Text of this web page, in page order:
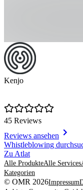
Kenjo
45 Reviews
Reviews ansehen
Item
1
of
8
Whistleblowing
Zu Atlat
Alle ProdukteAlle Services
Kategorien
© OMR 2026Impressum